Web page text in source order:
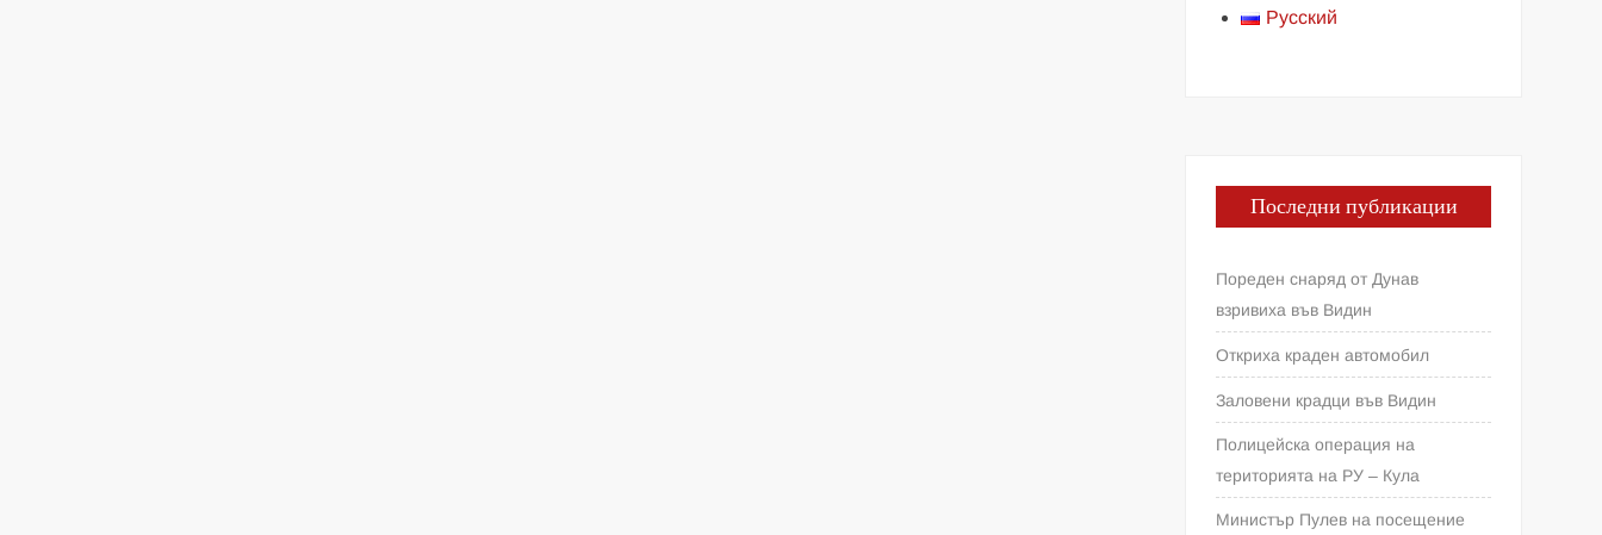
Русский
Последни публикации
Пореден снаряд от Дунав
взривиха във Видин
Откриха краден автомобил
Заловени крадци във Видин
Полицейска операция на
територията на РУ – Кула
Министър Пулев на посещение